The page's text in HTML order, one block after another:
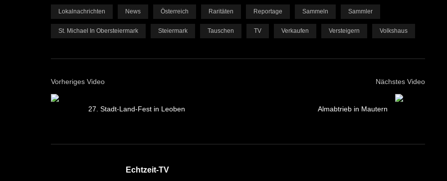
Lokalnachrichten News Österreich Raritäten Reportage Sammeln Sammler
St. Michael In Obersteiermark Steiermark Tauschen TV Verkaufen Versteigern Volkshaus
Vorheriges Video
27. Stadt-Land-Fest in Leoben
Nächstes Video
Almabtrieb in Mautern
Echtzeit-TV